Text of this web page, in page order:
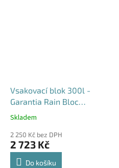
Vsakovací blok 300l -
Garantia Rain Bloc
Compact
Průměrné
produktu
je
4,5
Skladem
2 250 Kč bez DPH
2 723 Kč
Do košíku